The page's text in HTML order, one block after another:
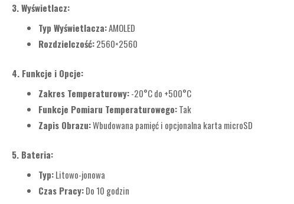
3. Wyświetlacz:
Typ Wyświetlacza:AMOLED
Rozdzielczość:2560×2560
4. Funkcje i Opcje:
Zakres Temperaturowy:-20°C do +500°C
Funkcje Pomiaru Temperaturowego:Tak
Zapis Obrazu:Wbudowana pamięć i opcjonalna karta microSD
5. Bateria:
Typ:Litowo-jonowa
Czas Pracy:Do 10 godzin